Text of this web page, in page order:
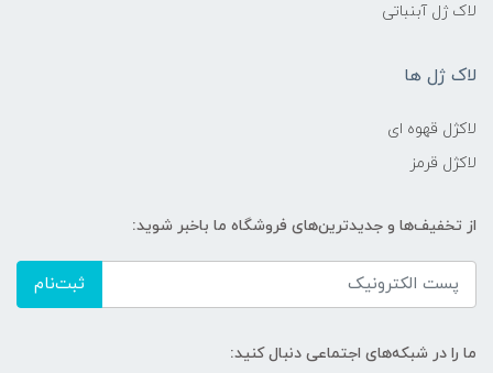
لاک ژل آبنباتی
لاک ژل ها
لاکژل قهوه ای
لاکژل قرمز
از تخفیف‌ها و جدیدترین‌های فروشگاه ما باخبر شوید:
ثبت‌نام
ما را در شبکه‌های اجتماعی دنبال کنید: